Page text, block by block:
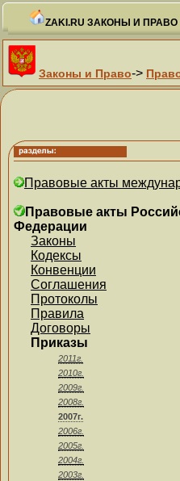
ZAKI.RU ЗАКОНЫ И ПРАВО
Законы и Право->
Правовые акты
Правовые акты
Федерации
Законы
Кодексы
Конвенции
Соглашения
Протоколы
Правила
Договоры
Приказы
2011г.
2010г.
2009г.
2008г.
2007г.
2006г.
2005г.
2004г.
2003г.